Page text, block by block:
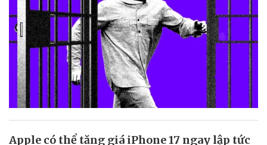
Apple có thể tăng giá iPhone 17 ngay lập tức